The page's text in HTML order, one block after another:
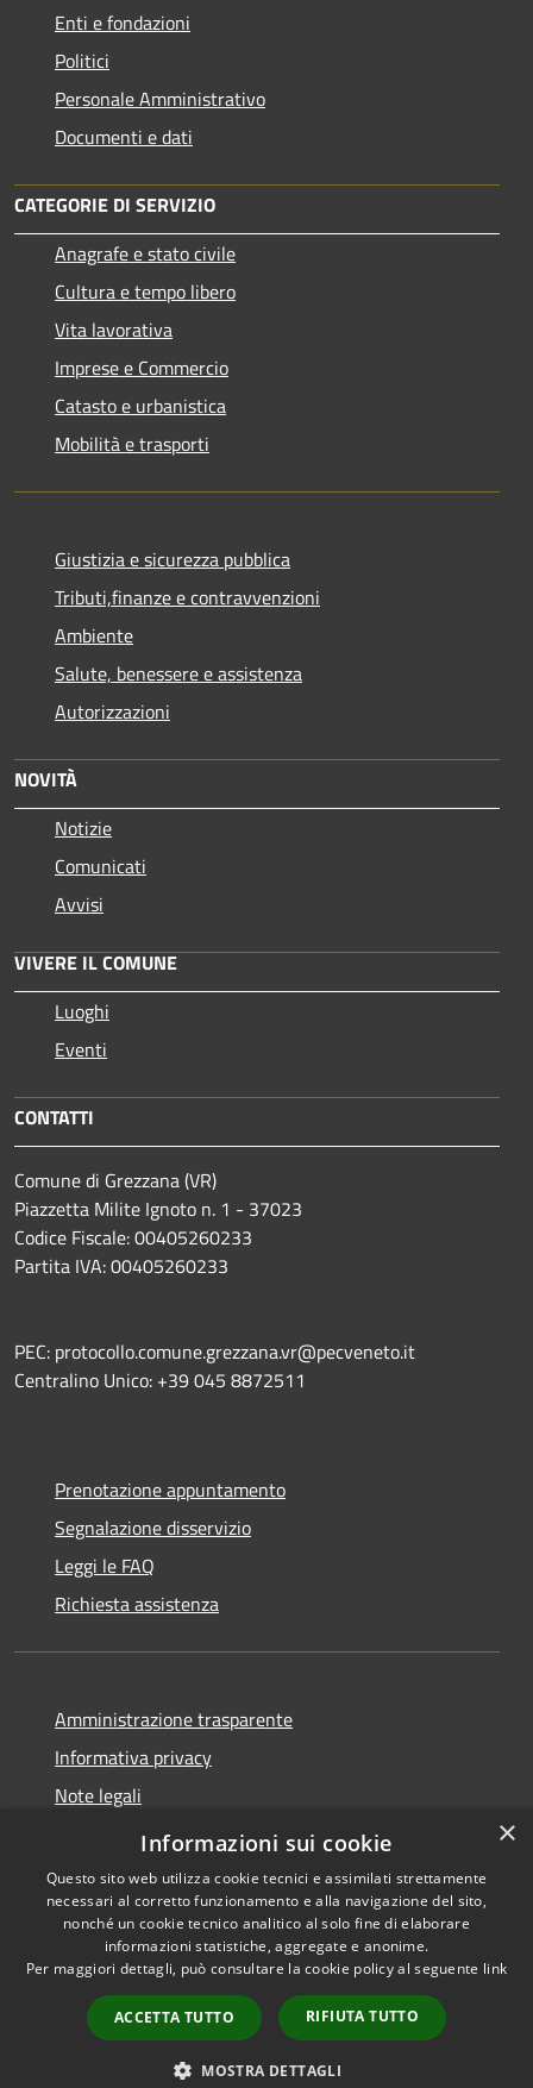
Enti e fondazioni
Politici
Personale Amministrativo
Documenti e dati
CATEGORIE DI SERVIZIO
Anagrafe e stato civile
Cultura e tempo libero
Vita lavorativa
Imprese e Commercio
Catasto e urbanistica
Mobilità e trasporti
Giustizia e sicurezza pubblica
Tributi,finanze e contravvenzioni
Ambiente
Salute, benessere e assistenza
Autorizzazioni
NOVITÀ
Notizie
Comunicati
Avvisi
VIVERE IL COMUNE
Luoghi
Eventi
CONTATTI
Comune di Grezzana (VR)
Piazzetta Milite Ignoto n. 1 - 37023
Codice Fiscale: 00405260233
Partita IVA: 00405260233
PEC: protocollo.comune.grezzana.vr@pecveneto.it
Centralino Unico: +39 045 8872511
Prenotazione appuntamento
Segnalazione disservizio
Leggi le FAQ
Richiesta assistenza
Amministrazione trasparente
Informativa privacy
Note legali
Dichiarazione di accessibilità
Accessibilità
Copyright © 2026 • Comune di
Grezzana • Powered by
Municipium•
Accesso
redazione
×
Informazioni sui cookie
Questo sito web utilizza cookie tecnici e assimilati strettamente
necessari al corretto funzionamento e alla navigazione del sito,
nonché un cookie tecnico analitico al solo fine di elaborare
informazioni statistiche, aggregate e anonime.
Per maggiori dettagli, può consultare la cookie policy al seguente link
ACCETTA TUTTO RIFIUTA TUTTO
MOSTRA DETTAGLI